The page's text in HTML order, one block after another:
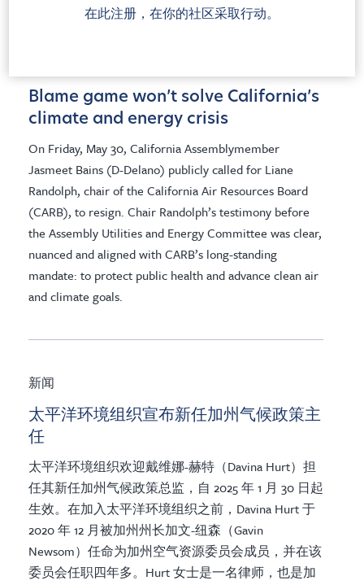
public health and frontline communities.
Blame game won’t solve California’s
climate and energy crisis
On Friday, May 30, California Assemblymember
Jasmeet Bains (D-Delano) publicly called for Liane
Randolph, chair of the California Air Resources Board
(CARB), to resign. Chair Randolph’s testimony before
the Assembly Utilities and Energy Committee was clear,
nuanced and aligned with CARB’s long-standing
mandate: to protect public health and advance clean air
and climate goals.
新闻
太平洋环境组织宣布新任加州气候政策主
任
太平洋环境组织欢迎戴维娜-赫特（Davina Hurt）担
任其新任加州气候政策总监，自 2025 年 1 月 30 日起
生效。在加入太平洋环境组织之前，Davina Hurt 于
2020 年 12 月被加州州长加文-纽森（Gavin
Newsom）任命为加州空气资源委员会成员，并在该
委员会任职四年多。Hurt 女士是一名律师，也是加
在此注册，在你的社区采取行动。